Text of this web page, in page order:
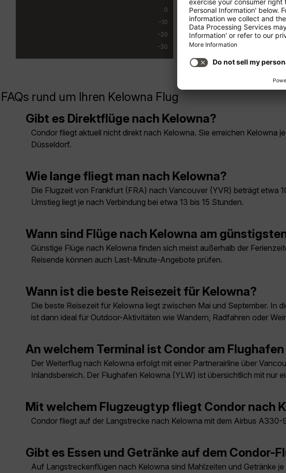
0
-10
-20
-30
FAQs rund um Ihren Kelowna Flug
Gibt es Direktflüge nach Kelowna?
Condor fliegt aktuell nicht direkt nach Kelowna. Sie erreichen Kelowna
Düsseldorf.
Wie lange fliegt man nach Kelowna?
Die Flugzeit von Frankfurt (FRA) nach Vancouver (YVR) beträgt etwa
Umstieg liegt je nach Verbindung bei etwa 13 bis 15 Stunden.
Wann sind Flüge nach Kelowna am
Günstige Flüge nach Kelowna finden sich meist außerhalb der
Reisende können auch Last-Minute-Angebote prüfen.
Wann ist die beste Reisezeit für Kelowna?
Die beste Reisezeit für Kelowna liegt zwischen Mai und September. In
ist dann ideal für Outdoor-Aktivitäten wie Wandern, Radfahren oder
An welchem Terminal ist Condor am
Der Weiterflug nach Kelowna erfolgt mit einer Partnerairline über
Inlandsbereich. Der Flughafen Kelowna (YLW) ist übersichtlich mit nur
Mit welchem Flugzeugtyp fliegt Condor nach
Condor fliegt auf der Langstrecke nach Kelowna mit dem Airbus A330-
Gibt es Essen und Getränke auf dem Condor-
Auf Langstreckenflügen nach Kelowna sind Mahlzeiten und Getränke